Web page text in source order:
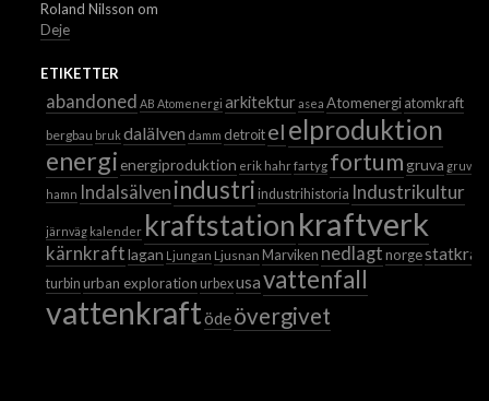
Roland Nilsson om
Deje
ETIKETTER
abandoned AB Atomenergi arkitekturasea Atomenergi atomkraft
bergbau bruk dalälven damm detroitel elproduktion
energienergiproduktion erik hahrfartyg fortum gruva gruvor
hamn Indalsälven industri industrihistoria Industrikultur
järnväg kalender kraftstationkraftverk
kärnkraftlagan Ljungan Ljusnan Marviken nedlagt norge
turbin urban exploration urbexusavattenfall
vattenkraftödeövergivet